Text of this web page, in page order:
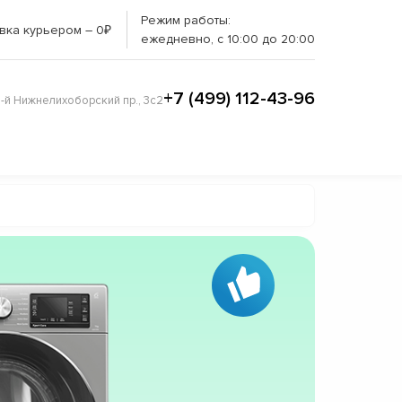
курьером – 0₽
Режим работы:
ежедневно, с 10:00 до 20:00
й Нижнелихоборский пр., 3с2+7 (499) 112-43-96